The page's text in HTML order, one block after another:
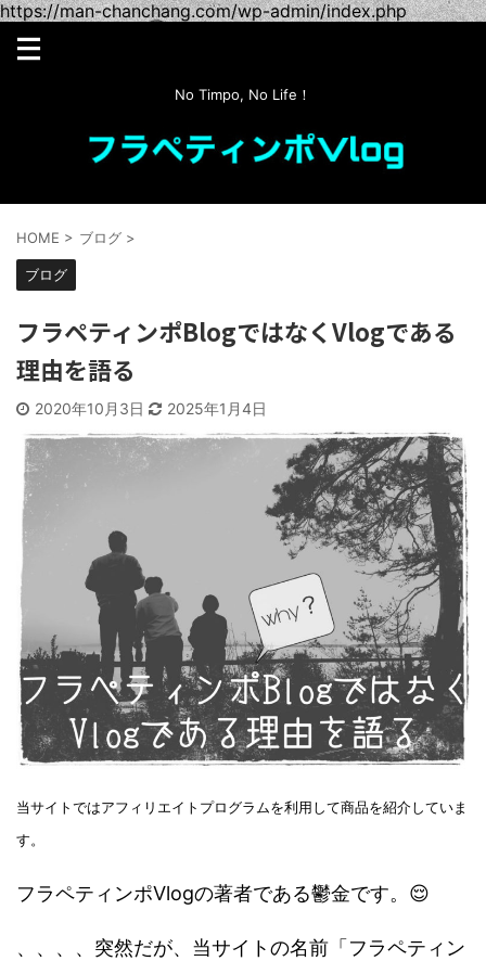
https://man-chanchang.com/wp-admin/index.php
No Timpo, No Life！
HOME > ブログ >
ブログ
フラペティンポBlogではなくVlogである
理由を語る
2020年10月3日 2025年1月4日
当サイトではアフィリエイトプログラムを利用して商品を紹介していま
す。
フラペティンポVlogの著者である鬱金です。😌
、、、、突然だが、当サイトの名前「フラペティン